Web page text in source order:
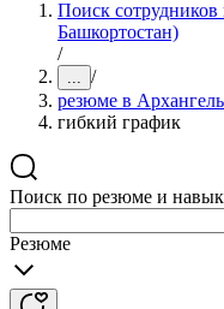
Поиск сотрудников
Башкортостан)
/
... /
резюме в
гибкий график
Поиск по резюме и
Резюме